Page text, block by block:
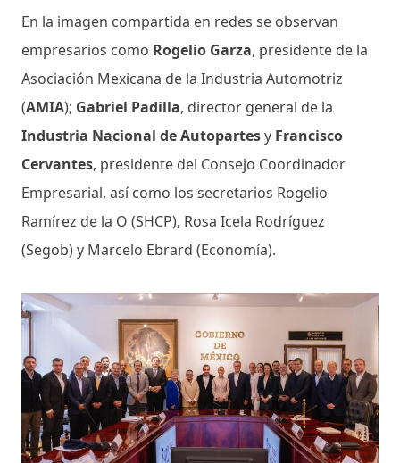
En la imagen compartida en redes se observan
empresarios como Rogelio Garza, presidente de la
Asociación Mexicana de la Industria Automotriz
(AMIA); Gabriel Padilla, director general de la
Industria Nacional de Autopartesy Francisco
Cervantes, presidente del Consejo Coordinador
Empresarial, así como los secretarios Rogelio
Ramírez de la O (SHCP), Rosa Icela Rodríguez
(Segob) y Marcelo Ebrard (Economía).